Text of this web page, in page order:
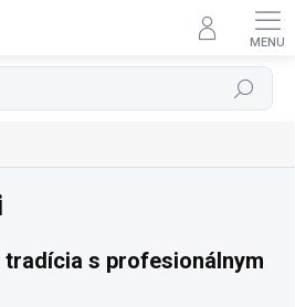
Hľadať
tradícia s profesionálnym